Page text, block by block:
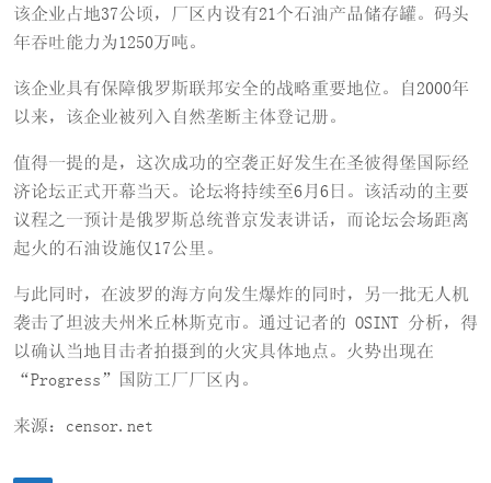
该企业占地37公顷，厂区内设有21个石油产品储存罐。码头
年吞吐能力为1250万吨。
该企业具有保障俄罗斯联邦安全的战略重要地位。自2000年
以来，该企业被列入自然垄断主体登记册。
值得一提的是，这次成功的空袭正好发生在圣彼得堡国际经
济论坛正式开幕当天。论坛将持续至6月6日。该活动的主要
议程之一预计是俄罗斯总统普京发表讲话，而论坛会场距离
起火的石油设施仅17公里。
与此同时，在波罗的海方向发生爆炸的同时，另一批无人机
袭击了坦波夫州米丘林斯克市。通过记者的 OSINT 分析，得
以确认当地目击者拍摄到的火灾具体地点。火势出现在
“Progress”国防工厂厂区内。
来源：censor.net